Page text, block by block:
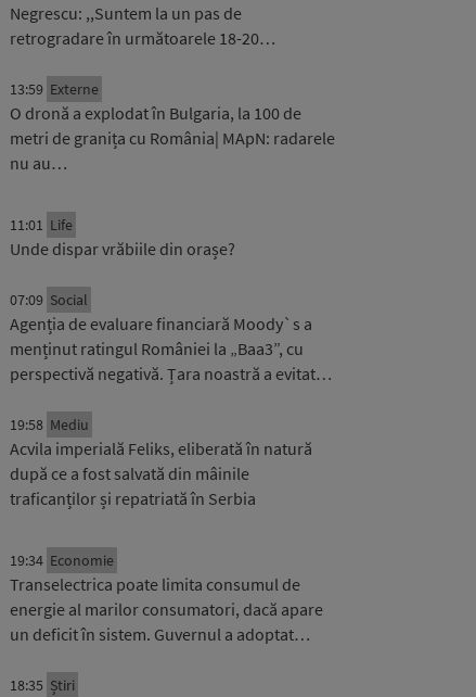
Negrescu: ,,Suntem la un pas de
retrogradare în următoarele 18-20…
13:59 Externe
O dronă a explodat în Bulgaria, la 100 de
metri de granița cu România| MApN: radarele
nu au…
11:01 Life
Unde dispar vrăbiile din orașe?
07:09 Social
Agenția de evaluare financiară Moody`s a
menținut ratingul României la „Baa3”, cu
perspectivă negativă. Țara noastră a evitat…
19:58 Mediu
Acvila imperială Feliks, eliberată în natură
după ce a fost salvată din mâinile
traficanților și repatriată în Serbia
19:34 Economie
Transelectrica poate limita consumul de
energie al marilor consumatori, dacă apare
un deficit în sistem. Guvernul a adoptat…
18:35 Știri